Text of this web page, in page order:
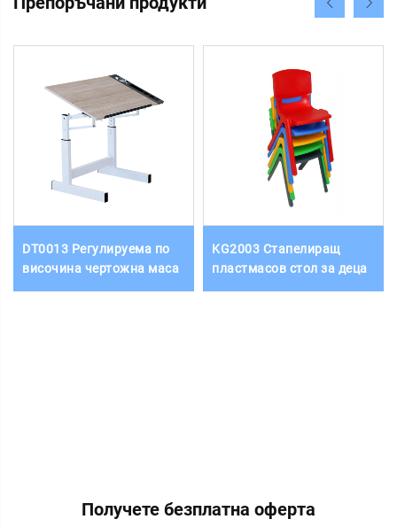
DT0013 Регулируема по
височина чертожна маса
KG2003 Стапелиращ
пластмасов стол за деца
Получете безплатна оферта